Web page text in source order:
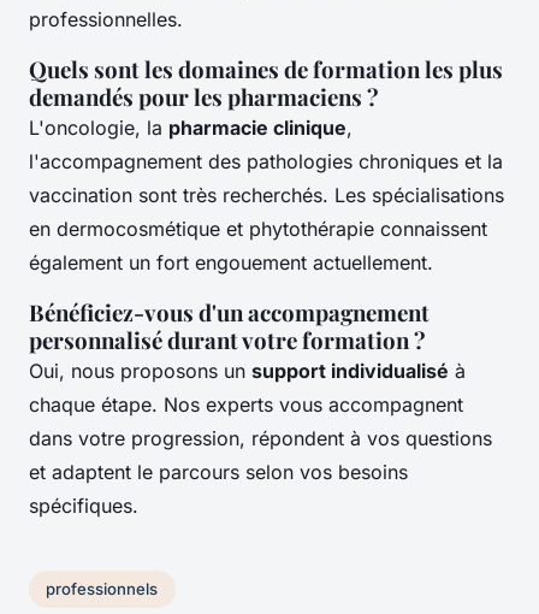
professionnelles.
Quels sont les domaines de formation les plus
demandés pour les pharmaciens ?
L'oncologie, la pharmacie clinique,
l'accompagnement des pathologies chroniques et la
vaccination sont très recherchés. Les spécialisations
en dermocosmétique et phytothérapie connaissent
également un fort engouement actuellement.
Bénéficiez-vous d'un accompagnement
personnalisé durant votre formation ?
Oui, nous proposons un support individualisé à
chaque étape. Nos experts vous accompagnent
dans votre progression, répondent à vos questions
et adaptent le parcours selon vos besoins
spécifiques.
professionnels